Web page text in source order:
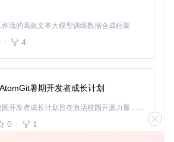
流的高效文本大模型训练数据合成框架
4
暑期开发者成长计划
「源启盛夏」暑期校园开发者成长计划旨在激活校园开源力量，通过积分激励、认证扶持、资源倾斜等形式，引导高校组织和开发者完成「入驻 — 建项目 — 做贡献 — 获认证 — 得资源」的完整闭环。无论你是想带领社团入驻平台的组织者，还是希望用代码贡献证明自己的开发者，都能在这里找到属于你的成长路径。
0 1